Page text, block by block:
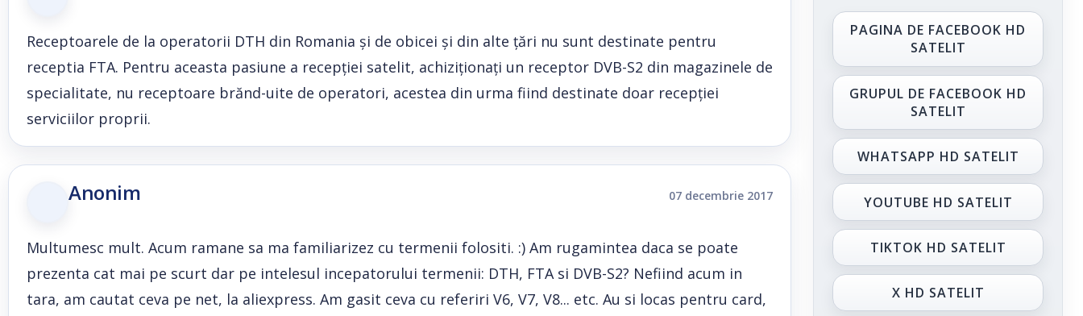
Receptoarele de la operatorii DTH din Romania și de obicei și din alte țări nu sunt destinate pentru
receptia FTA. Pentru aceasta pasiune a recepției satelit, achiziționați un receptor DVB-S2 din magazinele de
specialitate, nu receptoare brănd-uite de operatori, acestea din urma fiind destinate doar recepției
serviciilor proprii.
Anonim 07 decembrie 2017
Multumesc mult. Acum ramane sa ma familiarizez cu termenii folositi. :) Am rugamintea daca se poate
prezenta cat mai pe scurt dar pe intelesul incepatorului termenii: DTH, FTA si DVB-S2? Nefiind acum in
tara, am cautat ceva pe net, la aliexpress. Am gasit ceva cu referiri V6, V7, V8... etc. Au si locas pentru card,
PAGINA DE FACEBOOK HD
SATELIT
GRUPUL DE FACEBOOK HD
SATELIT
WHATSAPP HD SATELIT
YOUTUBE HD SATELIT
TIKTOK HD SATELIT
X HD SATELIT